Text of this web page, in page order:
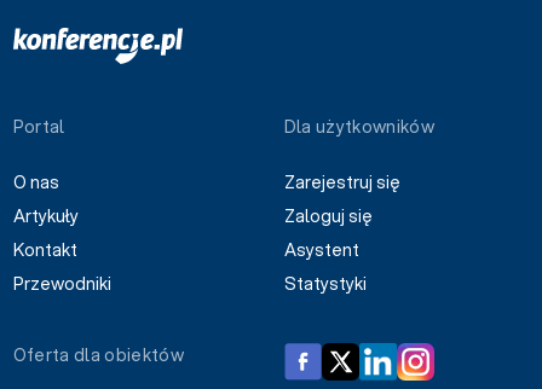
Portal
O nas
Artykuły
Kontakt
Przewodniki
Dla użytkowników
Zarejestruj się
Zaloguj się
Asystent
Statystyki
Oferta dla obiektów